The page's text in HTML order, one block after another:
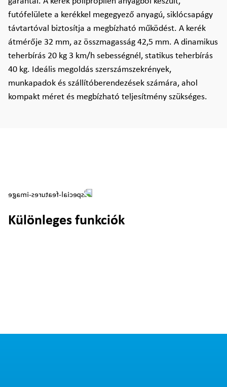
futófelülete a kerékkel megegyező anyagú, siklócsapágy
távtartóval biztosítja a megbízható működést. A kerék
átmérője 32 mm, az összmagasság 42,5 mm. A dinamikus
teherbírás 20 kg 3 km/h sebességnél, statikus teherbírás
40 kg. Ideális megoldás szerszámszekrények,
munkapadok és szállítóberendezések számára, ahol
kompakt méret és megbízható teljesítmény szükséges.
Különleges funkciók